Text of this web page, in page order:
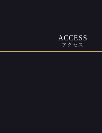
ACCESS
アクセス